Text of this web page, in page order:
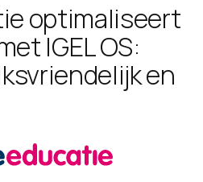
optimaliseert
IGEL OS:
en